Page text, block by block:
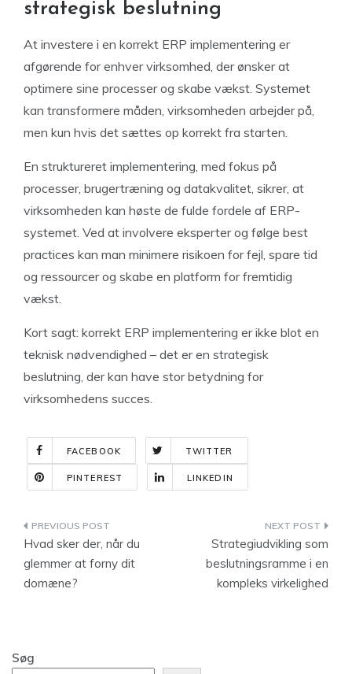
strategisk beslutning
At investere i en korrekt ERP implementering er
afgørende for enhver virksomhed, der ønsker at
optimere sine processer og skabe vækst. Systemet
kan transformere måden, virksomheden arbejder på,
men kun hvis det sættes op korrekt fra starten.
En struktureret implementering, med fokus på
processer, brugertræning og datakvalitet, sikrer, at
virksomheden kan høste de fulde fordele af ERP-
systemet. Ved at involvere eksperter og følge best
practices kan man minimere risikoen for fejl, spare tid
og ressourcer og skabe en platform for fremtidig
vækst.
Kort sagt: korrekt ERP implementering er ikke blot en
teknisk nødvendighed – det er en strategisk
beslutning, der kan have stor betydning for
virksomhedens succes.
FACEBOOK TWITTER
PINTEREST LINKEDIN
Indlægsnavigation
Hvad sker der, når du
glemmer at forny dit
domæne?
Strategiudvikling som
beslutningsramme i en
kompleks virkelighed
Søg